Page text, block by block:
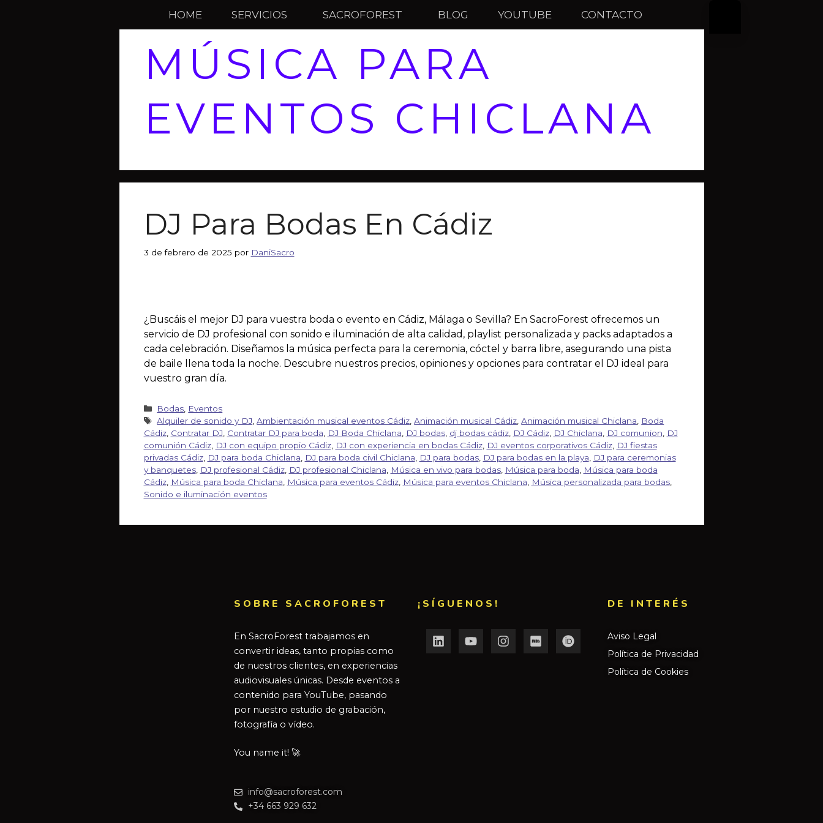
HOME SERVICIOS SACROFOREST BLOG YOUTUBE CONTACTO
MÚSICA PARA
EVENTOS CHICLANA
DJ Para Bodas En Cádiz
3 de febrero de 2025 por DaniSacro
¿Buscáis el mejor DJ para vuestra boda o evento en Cádiz, Málaga o Sevilla? En SacroForest ofrecemos un
servicio de DJ profesional con sonido e iluminación de alta calidad, playlist personalizada y packs adaptados a
cada celebración. Diseñamos la música perfecta para la ceremonia, cóctel y barra libre, asegurando una pista
de baile llena toda la noche. Descubre nuestros precios, opiniones y opciones para contratar el DJ ideal para
vuestro gran día.
Bodas Eventos
Alquiler de sonido y DJ ,Ambientación musical eventos Cádiz ,Animación musical Cádiz ,Animación musical Chiclana
Boda
Cádiz, Contratar DJ Contratar DJ para boda DJ Boda Chiclana DJ bodas, dj bodas cádiz, DJ Cádiz, DJ Chiclana DJ comunion
DJ
comunión Cádiz, DJ con equipo propio Cádiz, DJ con experiencia en bodas Cádiz, DJ eventos corporativos Cádiz, DJ fiestas
privadas Cádiz, DJ para boda Chiclana DJ para boda civil Chiclana DJ para bodas, DJ para bodas en la playa
DJ para ceremonias
y banquetes, DJ profesional Cádiz, DJ profesional Chiclana Música en vivo para bodas, Música para boda
Música para boda
Cádiz, Música para boda Chiclana Música para eventos Cádiz, Música para eventos Chiclana Música personalizada para bodas,
Sonido e iluminación eventos
SOBRE SACROFOREST
En SacroForest trabajamos en
convertir ideas, tanto propias como
de nuestros clientes, en experiencias
audiovisuales únicas. Desde eventos a
contenido para YouTube, pasando
por nuestro estudio de grabación,
fotografía o vídeo.
You name it! 🚀
info@sacroforest.com
+34 663 929 632
¡SÍGUENOS! DE INTERÉS​
Aviso Legal
Política de Privacidad
Política de Cookies